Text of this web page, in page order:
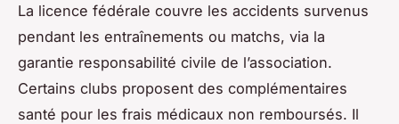
La licence fédérale couvre les accidents survenus
pendant les entraînements ou matchs, via la
garantie responsabilité civile de l’association.
Certains clubs proposent des complémentaires
santé pour les frais médicaux non remboursés. Il